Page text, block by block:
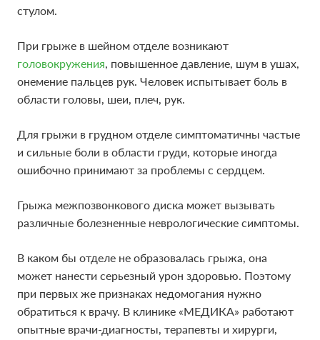
стулом.
При грыже в шейном отделе возникают
головокружения , повышенное давление, шум в ушах,
онемение пальцев рук. Человек испытывает боль в
области головы, шеи, плеч, рук.
Для грыжи в грудном отделе симптоматичны частые
и сильные боли в области груди, которые иногда
ошибочно принимают за проблемы с сердцем.
Грыжа межпозвонкового диска может вызывать
различные болезненные неврологические симптомы.
В каком бы отделе не образовалась грыжа, она
может нанести серьезный урон здоровью. Поэтому
при первых же признаках недомогания нужно
обратиться к врачу. В клинике «МЕДИКА» работают
опытные врачи-диагносты, терапевты и хирурги,